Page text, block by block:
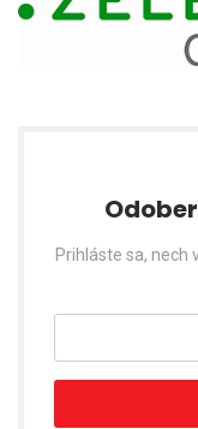
Prihláste sa, nech